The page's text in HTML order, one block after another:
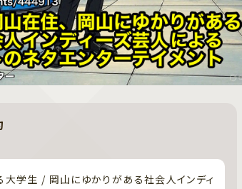
学生 / 岡山にゆかりがある社会人インディ